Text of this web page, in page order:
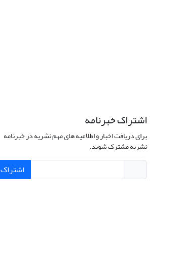
اشتراک خبرنامه
برای دریافت اخبار و اطلاعیه های مهم نشریه در خبرنامه
نشریه مشترک شوید.
اشتراک